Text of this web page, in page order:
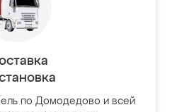
по Домодедово и всей